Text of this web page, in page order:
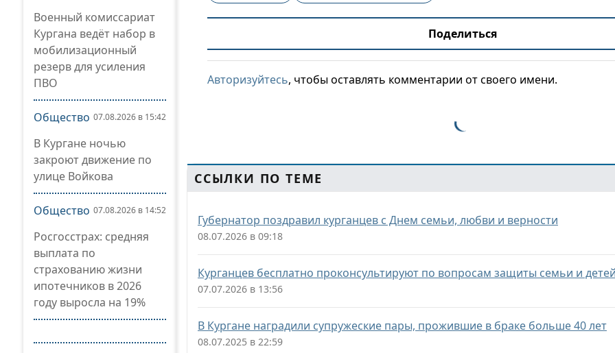
Военный комиссариат
Кургана ведёт набор в
мобилизационный
резерв для усиления
ПВО
Общество 07.08.2026 в 15:42
В Кургане ночью
закроют движение по
улице Войкова
Общество 07.08.2026 в 14:52
Росгосстрах: средняя
выплата по
страхованию жизни
ипотечников в 2026
году выросла на 19%
Поделиться
Авторизуйтесь, чтобы оставлять комментарии от своего имени.
ССЫЛКИ ПО ТЕМЕ
Губернатор поздравил курганцев с Днем семьи, любви и верности
08.07.2026 в 09:18
Курганцев бесплатно проконсультируют по вопросам защиты семьи и
07.07.2026 в 13:56
В Кургане наградили супружеские пары, прожившие в браке больше 40 лет
08.07.2025 в 22:59